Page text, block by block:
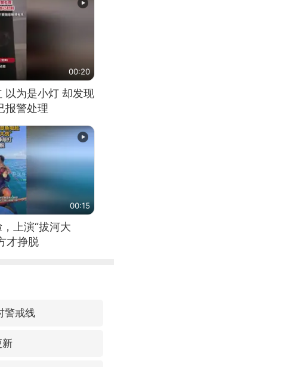
00:20
以为是小灯 却发现
报警处理
00:15
上演“拔河大
才挣脱
警戒线
新